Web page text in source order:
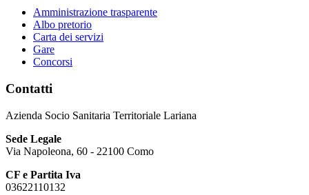
Amministrazione trasparente
Albo pretorio
Carta dei servizi
Gare
Concorsi
Contatti
Azienda Socio Sanitaria Territoriale Lariana
Sede Legale
Via Napoleona, 60 - 22100 Como
CF e Partita Iva
03622110132